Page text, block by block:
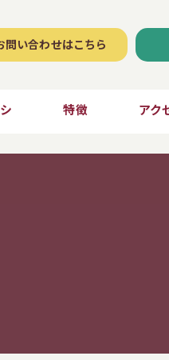
問い合わせはこちら
特徴 アク